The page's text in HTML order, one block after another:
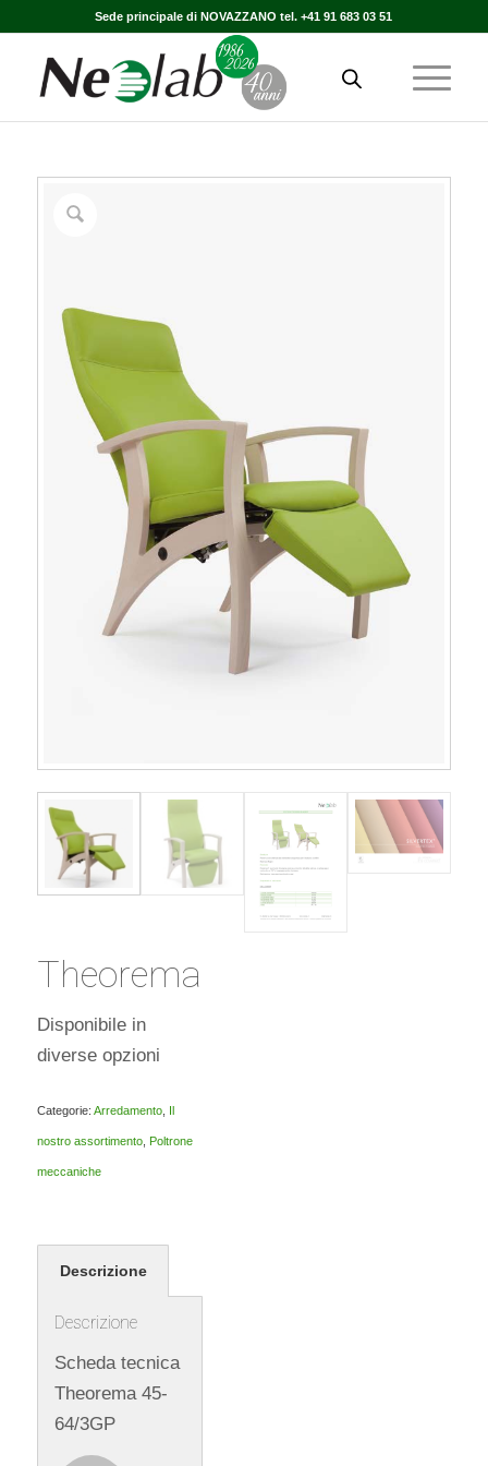
Sede principale di NOVAZZANO tel. +41 91 683 03 51
Theorema
Disponibile in
diverse opzioni
Categorie: Arredamento,
nostro assortimento, Poltrone
meccaniche
Descrizione
Descrizione
Scheda tecnica
Theorema 45-
64/3GP